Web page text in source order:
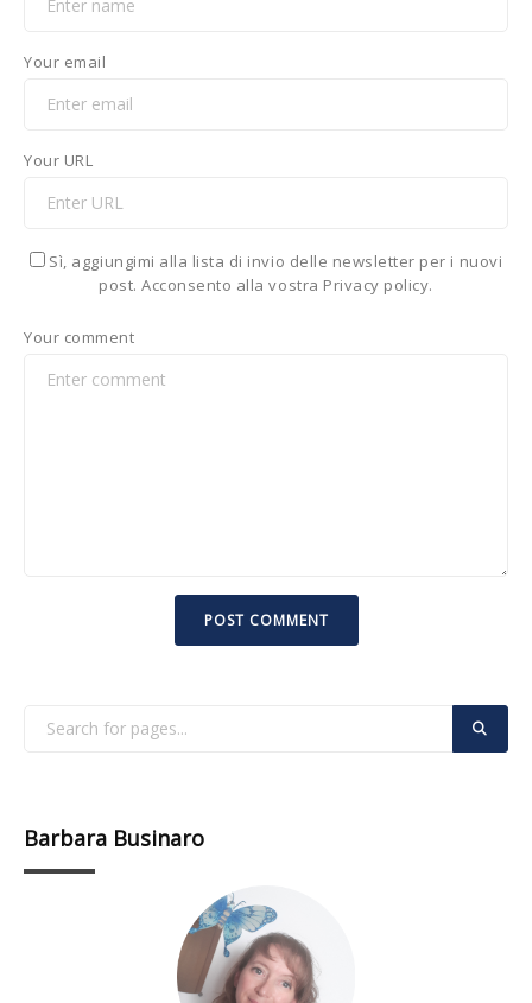
Your email
Your URL
Sì, aggiungimi alla lista di invio delle newsletter per i nuovi
post. Acconsento alla vostra Privacy policy.
Your comment
Barbara Businaro